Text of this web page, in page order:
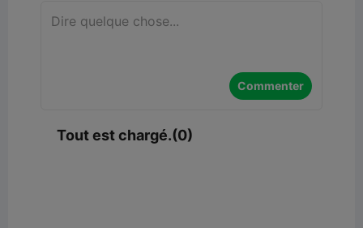
Commenter
Tout est chargé.(0)